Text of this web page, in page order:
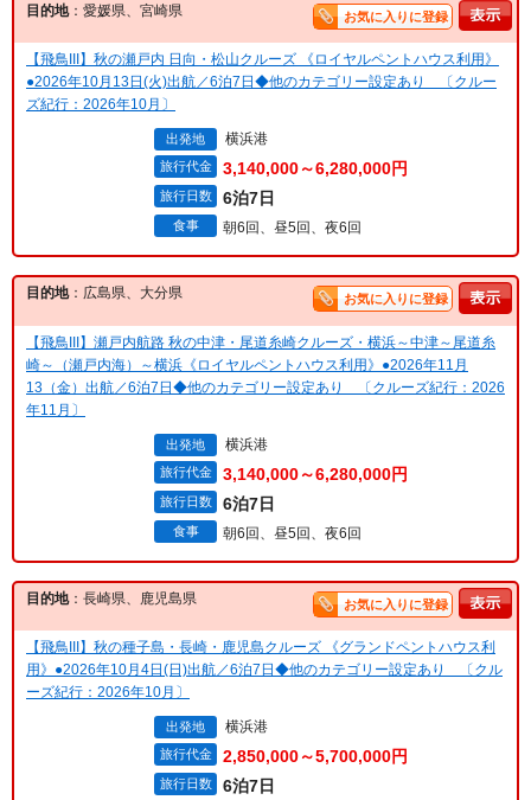
目的地：愛媛県、宮崎県 お気に入りに登録
【飛鳥III】秋の瀬戸内 日向・松山クルーズ 《ロイヤルペントハウス利用》
●2026年10月13日(火)出航／6泊7日◆他のカテゴリー設定あり 〔クルー
ズ紀行：2026年10月〕
出発地 横浜港
旅行代金 3,140,000～6,280,000円
旅行日数 6泊7日
食事 朝6回、昼5回、夜6回
目的地：広島県、大分県 お気に入りに登録
【飛鳥III】瀬戸内航路 秋の中津・尾道糸崎クルーズ・横浜～中津～尾道糸
崎～（瀬戸内海）～横浜《ロイヤルペントハウス利用》●2026年11月
13（金）出航／6泊7日◆他のカテゴリー設定あり 〔クルーズ紀行：2026
年11月〕
出発地 横浜港
旅行代金 3,140,000～6,280,000円
旅行日数 6泊7日
食事 朝6回、昼5回、夜6回
目的地：長崎県、鹿児島県 お気に入りに登録
【飛鳥III】秋の種子島・長崎・鹿児島クルーズ 《グランドペントハウス利
用》●2026年10月4日(日)出航／6泊7日◆他のカテゴリー設定あり 〔クル
ーズ紀行：2026年10月〕
出発地 横浜港
旅行代金 2,850,000～5,700,000円
旅行日数 6泊7日